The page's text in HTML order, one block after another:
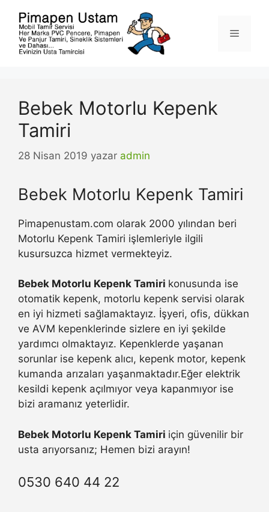
Menü
Bebek Motorlu Kepenk
Tamiri
28 Nisan 2019 yazar admin
Bebek Motorlu Kepenk Tamiri
Pimapenustam.com olarak 2000 yılından beri
Motorlu Kepenk Tamiri işlemleriyle ilgili
kusursuzca hizmet vermekteyiz.
Bebek Motorlu Kepenk Tamiri konusunda ise
otomatik kepenk, motorlu kepenk servisi olarak
en iyi hizmeti sağlamaktayız. İşyeri, ofis, dükkan
ve AVM kepenklerinde sizlere en iyi şekilde
yardımcı olmaktayız. Kepenklerde yaşanan
sorunlar ise kepenk alıcı, kepenk motor, kepenk
kumanda arızaları yaşanmaktadır.Eğer elektrik
kesildi kepenk açılmıyor veya kapanmıyor ise
bizi aramanız yeterlidir.
Bebek Motorlu Kepenk Tamiri için güvenilir bir
usta arıyorsanız; Hemen bizi arayın!
0530 640 44 22